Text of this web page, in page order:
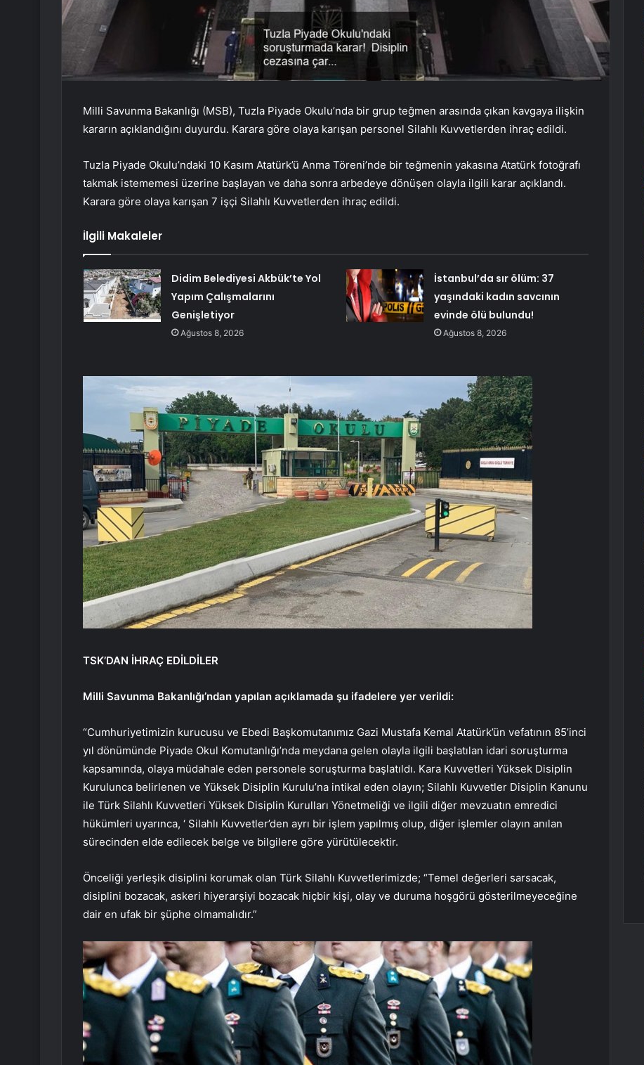
Milli Savunma Bakanlığı (MSB), Tuzla Piyade Okulu’nda bir grup teğmen arasında çıkan kavgaya ilişkin
kararın açıklandığını duyurdu. Karara göre olaya karışan personel Silahlı Kuvvetlerden ihraç edildi.
Tuzla Piyade Okulu’ndaki 10 Kasım Atatürk’ü Anma Töreni’nde bir teğmenin yakasına Atatürk fotoğrafı
takmak istememesi üzerine başlayan ve daha sonra arbedeye dönüşen olayla ilgili karar açıklandı.
Karara göre olaya karışan 7 işçi Silahlı Kuvvetlerden ihraç edildi.
İlgili Makaleler
Didim Belediyesi Akbük’te Yol
Yapım Çalışmalarını
Genişletiyor
Ağustos 8, 2026
İstanbul’da sır ölüm: 37
yaşındaki kadın savcının
evinde ölü bulundu!
Ağustos 8, 2026
TSK’DAN İHRAÇ EDİLDİLER
Milli Savunma Bakanlığı’ndan yapılan açıklamada şu ifadelere yer verildi:
“Cumhuriyetimizin kurucusu ve Ebedi Başkomutanımız Gazi Mustafa Kemal Atatürk’ün vefatının 85’inci
yıl dönümünde Piyade Okul Komutanlığı’nda meydana gelen olayla ilgili başlatılan idari soruşturma
kapsamında, olaya müdahale eden personele soruşturma başlatıldı. Kara Kuvvetleri Yüksek Disiplin
Kurulunca belirlenen ve Yüksek Disiplin Kurulu’na intikal eden olayın; Silahlı Kuvvetler Disiplin Kanunu
ile Türk Silahlı Kuvvetleri Yüksek Disiplin Kurulları Yönetmeliği ve ilgili diğer mevzuatın emredici
hükümleri uyarınca, ‘ Silahlı Kuvvetler’den ayrı bir işlem yapılmış olup, diğer işlemler olayın anılan
sürecinden elde edilecek belge ve bilgilere göre yürütülecektir.
Önceliği yerleşik disiplini korumak olan Türk Silahlı Kuvvetlerimizde; “Temel değerleri sarsacak,
disiplini bozacak, askeri hiyerarşiyi bozacak hiçbir kişi, olay ve duruma hoşgörü gösterilmeyeceğine
dair en ufak bir şüphe olmamalıdır.”